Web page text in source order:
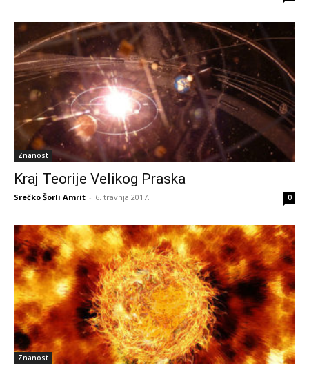
Znanost
Kraj Teorije Velikog Praska
Srečko Šorli Amrit - 6. travnja 2017. 0
Znanost